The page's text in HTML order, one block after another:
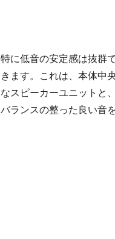
特に低音の安定感は抜群
きます。これは、本体中
なスピーカーユニットと
バランスの整った良い音